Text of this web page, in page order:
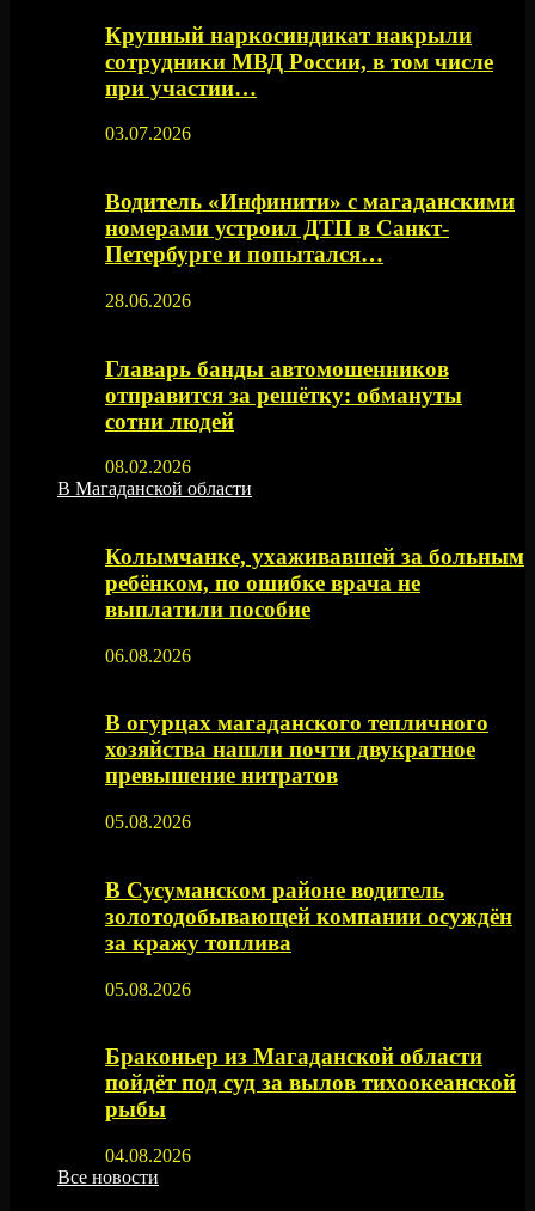
Крупный наркосиндикат накрыли
сотрудники МВД России, в том числе
при участии…
03.07.2026
Водитель «Инфинити» с магаданскими
номерами устроил ДТП в Санкт-
Петербурге и попытался…
28.06.2026
Главарь банды автомошенников
отправится за решётку: обмануты
сотни людей
08.02.2026
В Магаданской области
Колымчанке, ухаживавшей за больным
ребёнком, по ошибке врача не
выплатили пособие
06.08.2026
В огурцах магаданского тепличного
хозяйства нашли почти двукратное
превышение нитратов
05.08.2026
В Сусуманском районе водитель
золотодобывающей компании осуждён
за кражу топлива
05.08.2026
Браконьер из Магаданской области
пойдёт под суд за вылов тихоокеанской
рыбы
04.08.2026
Все новости